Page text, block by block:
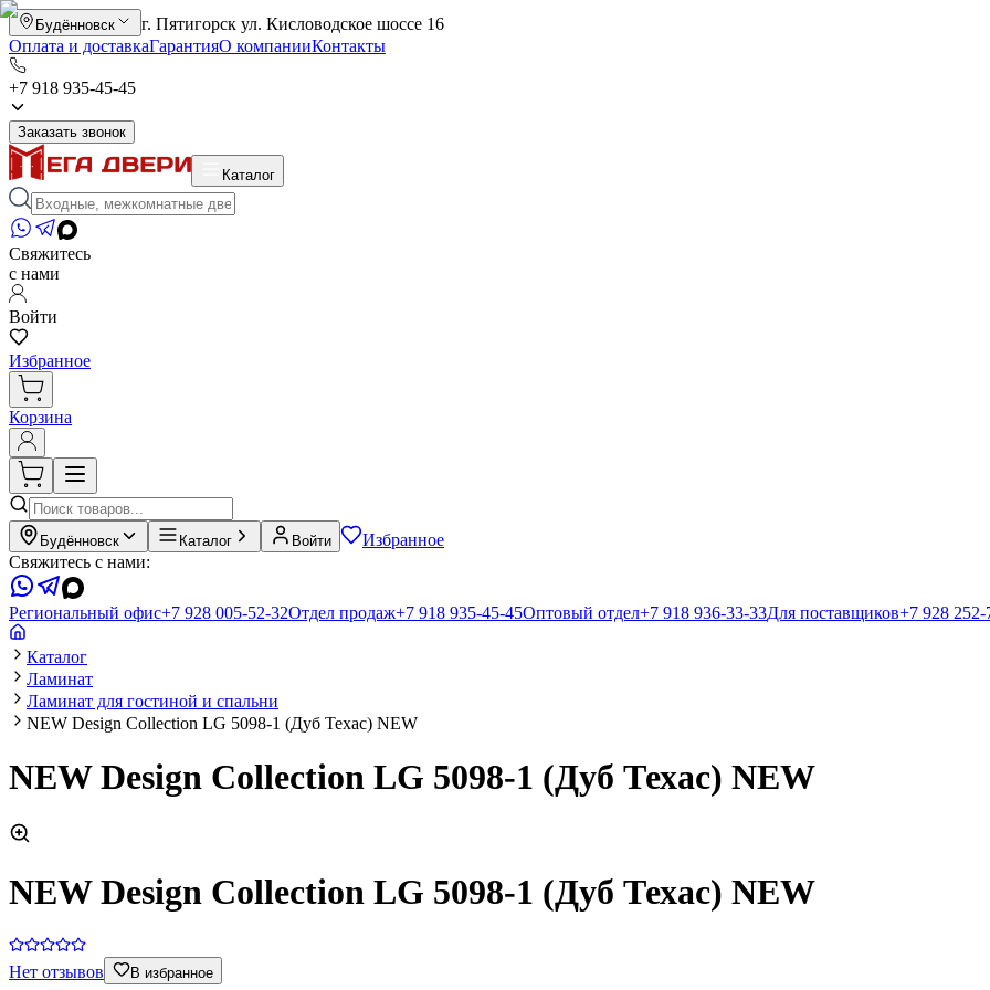
Будённовск
г. Пятигорск ул. Кисловодское шоссе 16
Оплата и доставкаГарантияО компанииКонтакты
+7 918 935-45-45
Заказать звонок
Каталог
Свяжитесь
с нами
Войти
Избранное
Корзина
Будённовск Каталог Войти
Избранное
Свяжитесь с нами:
Региональный офис+7 928 005-52-32Отдел продаж+7 918 935-45-45Оптовый отдел+7 918 936-33-33Для поставщиков+7 928 252-
Каталог
Ламинат
Ламинат для гостиной и спальни
NEW Design Collection LG 5098-1 (Дуб Техас) NEW
NEW Design Collection LG 5098-1 (Дуб Техас) NEW
NEW Design Collection LG 5098-1 (Дуб Техас) NEW
Нет отзывов В избранное